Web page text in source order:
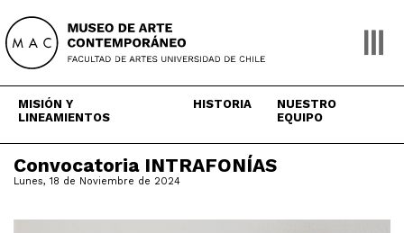
content
MISIÓN Y
LINEAMIENTOS
HISTORIA
NUESTRO
EQUIPO
Convocatoria INTRAFONÍAS
Lunes, 18 de Noviembre de 2024